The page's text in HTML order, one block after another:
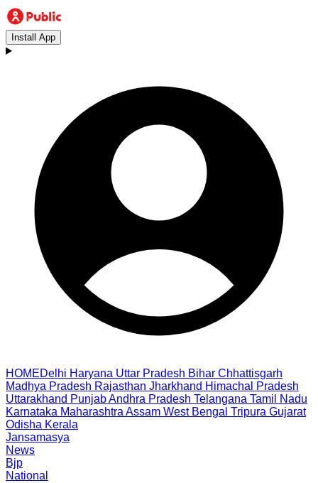
Install App
HOMEDelhi Haryana Uttar Pradesh Bihar Chhattisgarh
Madhya Pradesh Rajasthan Jharkhand Himachal Pradesh
Uttarakhand PunjabAndhra Pradesh Telangana Tamil Nadu
Karnataka Maharashtra Assam West Bengal Tripura Gujarat
Odisha Kerala
Jansamasya
News
Bjp
National